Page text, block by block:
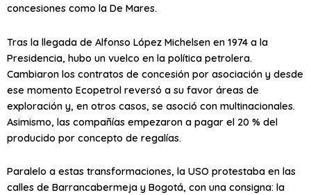
concesiones como la De Mares.
Tras la llegada de Alfonso López Michelsen en 1974 a la
Presidencia, hubo un vuelco en la política petrolera.
Cambiaron los contratos de concesión por asociación y desde
ese momento Ecopetrol reversó a su favor áreas de
exploración y, en otros casos, se asoció con multinacionales.
Asimismo, las compañías empezaron a pagar el 20 % del
producido por concepto de regalías.
Paralelo a estas transformaciones, la USO protestaba en las
calles de Barrancabermeja y Bogotá, con una consigna: la